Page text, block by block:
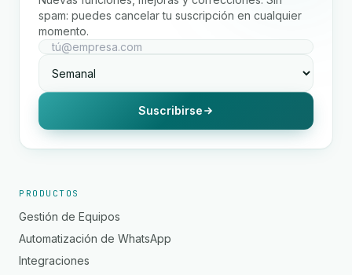
spam: puedes cancelar tu suscripción en cualquier
momento.
Suscribirse
PRODUCTOS
Gestión de Equipos
Automatización de WhatsApp
Integraciones